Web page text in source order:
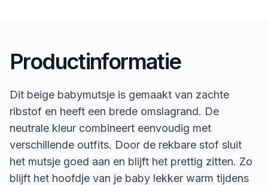
Productinformatie
Dit beige babymutsje is gemaakt van zachte
ribstof en heeft een brede omslagrand. De
neutrale kleur combineert eenvoudig met
verschillende outfits. Door de rekbare stof sluit
het mutsje goed aan en blijft het prettig zitten. Zo
blijft het hoofdje van je baby lekker warm tijdens